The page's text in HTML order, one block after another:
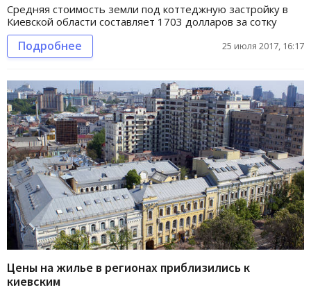
Средняя стоимость земли под коттеджную застройку в
Киевской области составляет 1703 долларов за сотку
Подробнее 25 июля 2017, 16:17
Цены на жилье в регионах приблизились к
киевским